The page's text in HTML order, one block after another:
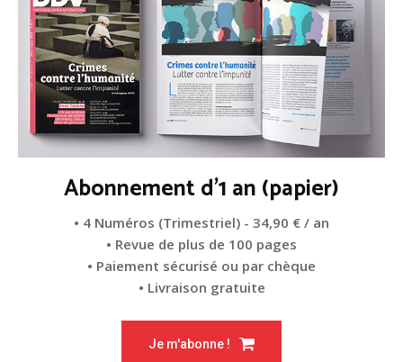
Abonnement d'1 an (papier)
• 4 Numéros (Trimestriel) - 34,90 € / an
• Revue de plus de 100 pages
• Paiement sécurisé ou par chèque
• Livraison gratuite
Je m'abonne !